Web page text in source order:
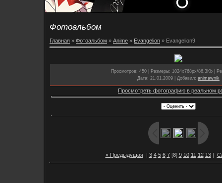
Фотоальбом
Главная » Фотоальбом » Anime » Evangelion » Evangelion9
Просмотров: 450 | Размеры: 1024x768px/86.3Kb |
Дата: 21.01.2009 | Добавил: animawnik
Просмотреть фотографию в реальном
« Предыдущая| 3 4 5 6 7[8] 9 10 11 12 13|